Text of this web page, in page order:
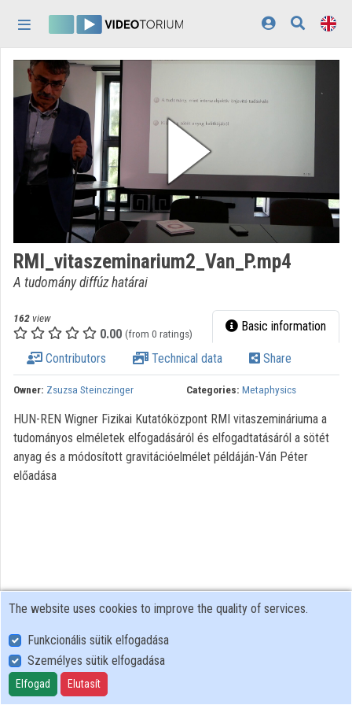
Home
Log In
Discovery
Categories
Organizations
Contributors
RMI_vitaszeminarium2_Van_P.mp4
A tudomány diffúz határai
162 view
0.00 (from 0 ratings) Basic information
Contributors Technical data Share
Owner: Zsuzsa Steinczinger Categories: Metaphysics
HUN-REN Wigner Fizikai Kutatóközpont RMI vitaszemináriuma a
tudományos elméletek elfogadásáról és elfogadtatásáról a sötét
anyag és a módosított gravitációelmélet példáján-Ván Péter
előadása
User Policy
Adatkezelési tájékoztató (en)
Cookie Policy
The website uses cookies to improve the quality of services.
Funkcionális sütik elfogadása
Személyes sütik elfogadása
Elfogad Elutasít